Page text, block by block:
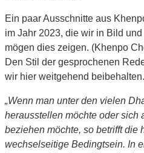
Ein paar Ausschnitte aus
im Jahr 2023, die wir in Bild
mögen dies zeigen. (Khenpo
Den Stil der gesprochenen
wir hier weitgehend
„Wenn man unter den vielen
herausstellen möchte oder sich
beziehen möchte, so betrifft die
wechselseitige Bedingtsein. In